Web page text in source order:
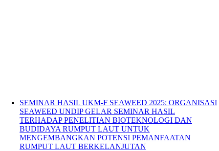
SEMINAR HASIL UKM-F SEAWEED 2025: ORGANISASI
SEAWEED UNDIP GELAR SEMINAR HASIL
TERHADAP PENELITIAN BIOTEKNOLOGI DAN
BUDIDAYA RUMPUT LAUT UNTUK
MENGEMBANGKAN POTENSI PEMANFAATAN
RUMPUT LAUT BERKELANJUTAN